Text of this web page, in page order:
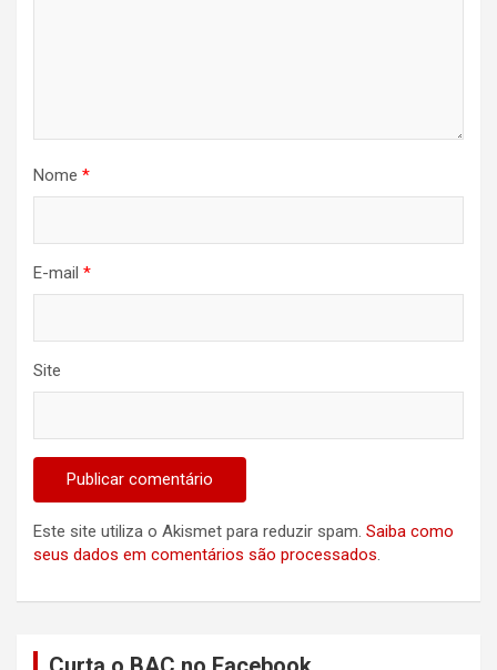
Nome *
E-mail *
Site
Este site utiliza o Akismet para reduzir spam. Saiba como
seus dados em comentários são processados.